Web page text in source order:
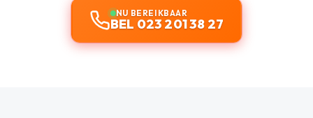
NU BEREIKBAAR
BEL 023 201 38 27